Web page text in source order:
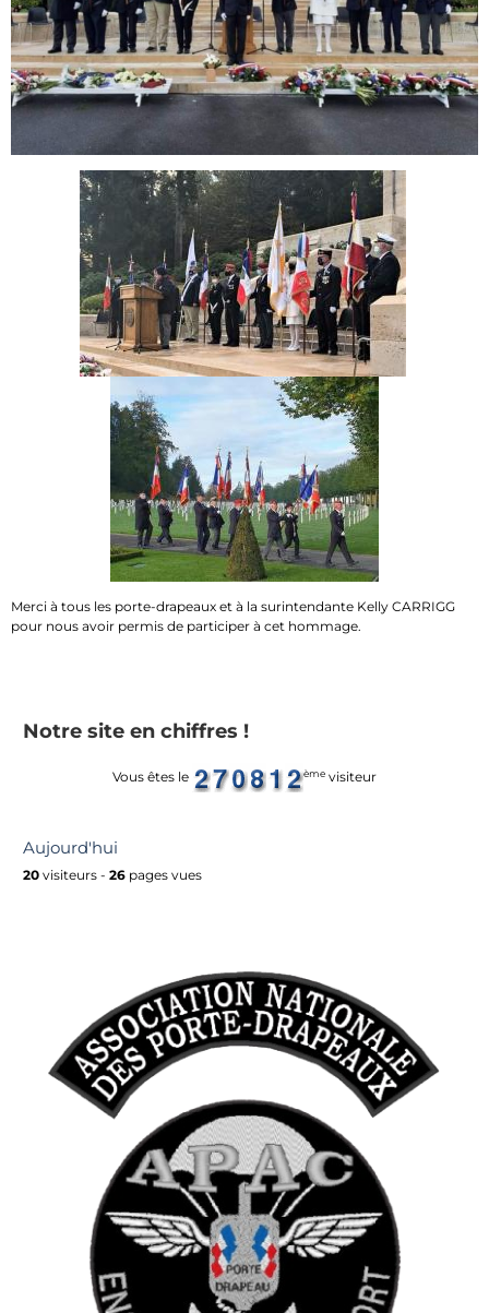
Merci à tous les porte-drapeaux et à la surintendante Kelly CARRIGG
pour nous avoir permis de participer à cet hommage.
Notre site en chiffres !
Vous êtes le ème visiteur
Aujourd'hui
20 visiteurs - 26 pages vues